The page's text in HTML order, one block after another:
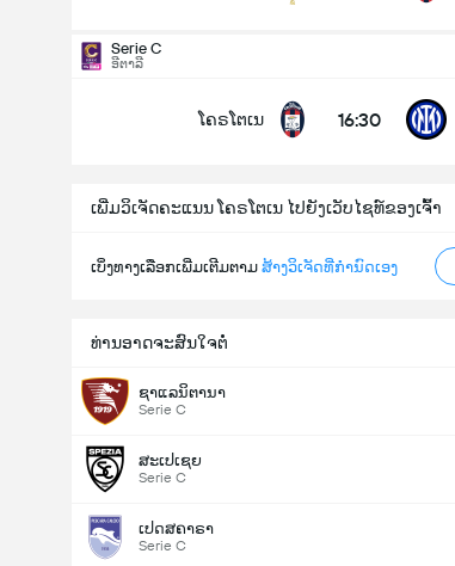
Serie C
ອີຕາລີ
ໂຄຣໂຕເນ 16:30
ເພີ່ມວິເຈັດຄະແນນ ໂຄຣໂຕເນ ໄປຍັງເວັບໄຊທ໌ຂອງເຈົ້າ
ເບິ່ງທາງເລືອກເພີ່ມເຕີມຕາມ ສ້າງວິເຈັດທີ່ກຳນົດເອງ
ທ່ານອາດຈະສົນໃຈຕໍ່
ຊາແລນິຕານາ
Serie C
ສະເປເຊຍ
Serie C
ເປດສຄາຣາ
Serie C
ລວມປະຕູໃນເກມ (2.5)